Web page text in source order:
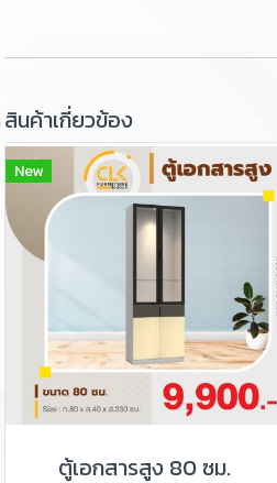
สินค้าเกี่ยวข้อง
New
ตู้เอกสารสูง 80 ซม.